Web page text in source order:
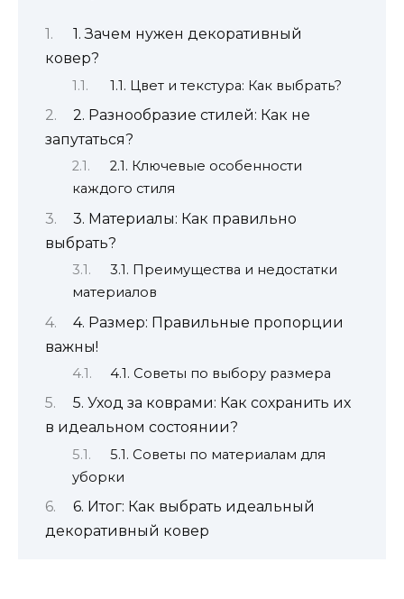
1. Зачем нужен декоративный
ковер?
1.1. Цвет и текстура: Как выбрать?
2. Разнообразие стилей: Как не
запутаться?
2.1. Ключевые особенности
каждого стиля
3. Материалы: Как правильно
выбрать?
3.1. Преимущества и недостатки
материалов
4. Размер: Правильные пропорции
важны!
4.1. Советы по выбору размера
5. Уход за коврами: Как сохранить их
в идеальном состоянии?
5.1. Советы по материалам для
уборки
6. Итог: Как выбрать идеальный
декоративный ковер